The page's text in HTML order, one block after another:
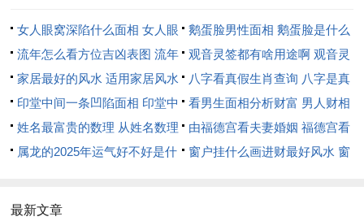
相战，乃岁破大凶之日，纵有万千吉神汇聚，亦当避之则吉，以
免事业根基动摇，财来财去不稳定。
若日支为午，则为午午自刑，火势过于刚猛，主创业者与合作伙
伴之间易生误会与争执，不利于团队与谐发展。若日支为丑，则
丑午相害，主易遭小人暗算或在合约文书上出现纰漏。
譬如店主生肖属鼠，若开业日选在午日，则鼠马六冲，轻则开业
女人眼窝深陷什么面相 女人眼
窝深陷是短命相吗
鹅蛋脸男性面相 鹅蛋脸是什么
脸型男性
流年怎么看方位吉凶表图 流年
位置怎么看
观音灵签都有啥用途啊 观音灵
签全部签签词
家居最好的风水 适用家居风水
八字看真假生肖查询 八字是真
还是假
印堂中间一条凹陷面相 印堂中
间有条线沟好不好
看男生面相分析财富 男人财相
从哪里看
姓名最富贵的数理 从姓名数理
看富豪
由福德宫看夫妻婚姻 福德宫看
配偶生肖
属龙的2025年运气好不好是什
2025年属龙人的全年运势
窗户挂什么画进财最好风水 窗
最新文章